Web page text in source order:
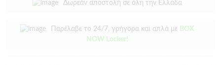
Δωρεάν αποστολή σε όλη την Ελλάδα
Παρέλαβε το 24/7, γρήγορα και απλά με BOX
NOW Locker!